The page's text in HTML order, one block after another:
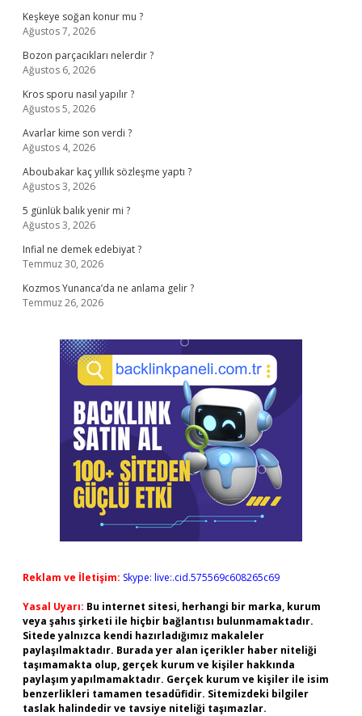
Keşkeye soğan konur mu ?
Ağustos 7, 2026
Bozon parçacıkları nelerdir ?
Ağustos 6, 2026
Kros sporu nasıl yapılır ?
Ağustos 5, 2026
Avarlar kime son verdi ?
Ağustos 4, 2026
Aboubakar kaç yıllık sözleşme yaptı ?
Ağustos 3, 2026
5 günlük balık yenir mi ?
Ağustos 3, 2026
Infial ne demek edebiyat ?
Temmuz 30, 2026
Kozmos Yunanca’da ne anlama gelir ?
Temmuz 26, 2026
Reklam ve İletişim: Skype: live:.cid.575569c608265c69
Yasal Uyarı: Bu internet sitesi, herhangi bir marka, kurum
veya şahıs şirketi ile hiçbir bağlantısı bulunmamaktadır.
Sitede yalnızca kendi hazırladığımız makaleler
paylaşılmaktadır. Burada yer alan içerikler haber niteliği
taşımamakta olup, gerçek kurum ve kişiler hakkında
paylaşım yapılmamaktadır. Gerçek kurum ve kişiler ile isim
benzerlikleri tamamen tesadüfidir. Sitemizdeki bilgiler
taslak halindedir ve tavsiye niteliği taşımazlar.